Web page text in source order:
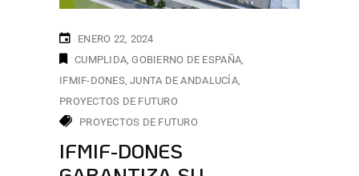
ENERO 22, 2024
CUMPLIDA GOBIERNO DE ESPAÑA
IFMIF-DONES JUNTA DE ANDALUCÍA
PROYECTOS DE FUTURO
PROYECTOS DE FUTURO
IFMIF-DONES